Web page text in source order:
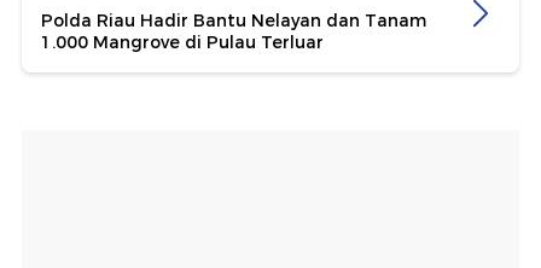
Polda Riau Hadir Bantu Nelayan dan Tanam
1.000 Mangrove di Pulau Terluar